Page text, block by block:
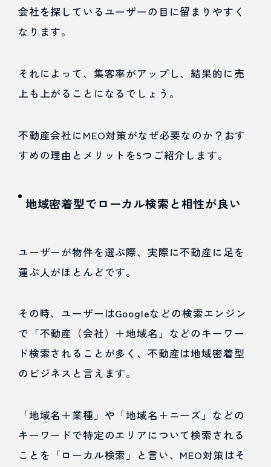
着型で
ローカ
と相性
が良い
2.2
競合が
他店と
できる
2.3
トでは
れる
自然検
索より
会社を探しているユーザーの目に留まりやすく
なります。
それによって、集客率がアップし、結果的に売
上も上がることになるでしょう。
不動産会社にMEO対策がなぜ必要なのか？おす
すめの理由とメリットを5つご紹介します。
地域密着型でローカル検索と相性が良い
ユーザーが物件を選ぶ際、実際に不動産に足を
運ぶ人がほとんどです。
その時、ユーザーはGoogleなどの検索エンジン
で「不動産（会社）＋地域名」などのキーワー
ド検索されることが多く、不動産は地域密着型
のビジネスと言えます。
「地域名＋業種」や「地域名＋ニーズ」などの
キーワードで特定のエリアについて検索される
ことを「ローカル検索」と言い、MEO対策はそ